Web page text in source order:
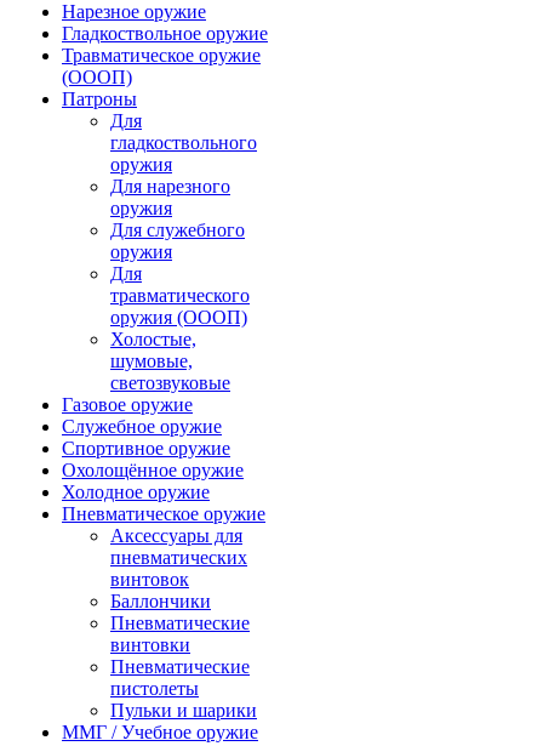
Нарезное оружие
Гладкоствольное оружие
Травматическое оружие
(ОООП)
Патроны
Для
гладкоствольного
оружия
Для нарезного
оружия
Для служебного
оружия
Для
травматического
оружия (ОООП)
Холостые,
шумовые,
светозвуковые
Газовое оружие
Служебное оружие
Спортивное оружие
Охолощённое оружие
Холодное оружие
Пневматическое оружие
Аксессуары для
пневматических
винтовок
Баллончики
Пневматические
винтовки
Пневматические
пистолеты
Пульки и шарики
ММГ / Учебное оружие